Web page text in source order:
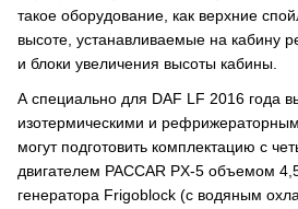
такое оборудование, как верхние
высоте, устанавливаемые на кабину
и блоки увеличения высоты кабины.
А специально для DAF LF 2016 года
изотермическими и
могут подготовить комплектацию с
двигателем PACCAR PX-5 объемом
генератора Frigoblock (с водяным